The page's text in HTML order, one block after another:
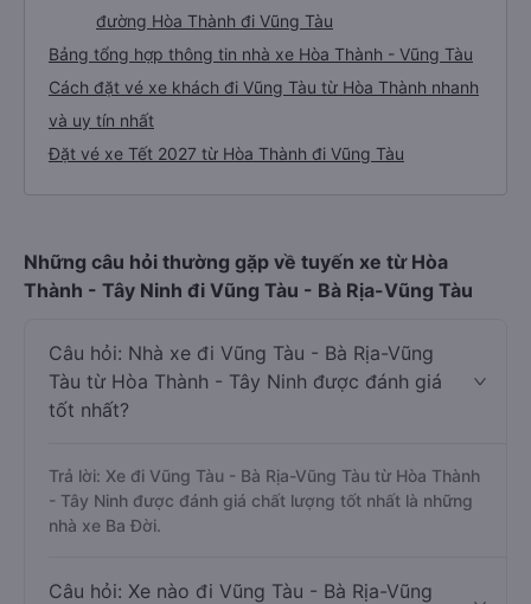
đường Hòa Thành đi Vũng Tàu
Bảng tổng hợp thông tin nhà xe Hòa Thành - Vũng Tàu
Cách đặt vé xe khách đi Vũng Tàu từ Hòa Thành nhanh
và uy tín nhất
Đặt vé xe Tết 2027 từ Hòa Thành đi Vũng Tàu
Những câu hỏi thường gặp về tuyến xe từ Hòa
Thành - Tây Ninh đi Vũng Tàu - Bà Rịa-Vũng Tàu
Câu hỏi: Nhà xe đi Vũng Tàu - Bà Rịa-Vũng
Tàu từ Hòa Thành - Tây Ninh được đánh giá
tốt nhất?
Trả lời: Xe đi Vũng Tàu - Bà Rịa-Vũng Tàu từ Hòa Thành
- Tây Ninh được đánh giá chất lượng tốt nhất là những
nhà xe Ba Đời.
Câu hỏi: Xe nào đi Vũng Tàu - Bà Rịa-Vũng